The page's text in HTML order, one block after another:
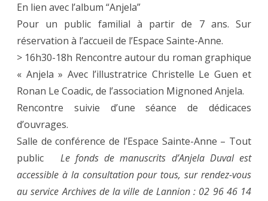
En lien avec l’album “Anjela”
Pour un public familial à partir de 7 ans. Sur
réservation à l’accueil de l’Espace Sainte-Anne.
> 16h30-18h Rencontre autour du roman graphique
« Anjela » Avec l’illustratrice Christelle Le Guen et
Ronan Le Coadic, de l’association Mignoned Anjela.
Rencontre suivie d’une séance de dédicaces
d’ouvrages.
Salle de conférence de l’Espace Sainte-Anne – Tout
public Le fonds de manuscrits d’Anjela Duval est
accessible à la consultation pour tous, sur rendez-vous
au service Archives de la ville de Lannion : 02 96 46 14